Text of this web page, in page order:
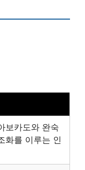
보카도와 완숙
화를 이루는 인